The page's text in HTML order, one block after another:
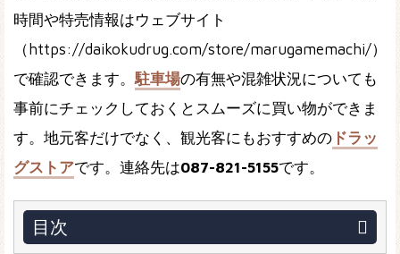
時間や特売情報はウェブサイト
（https://daikokudrug.com/store/marugamemachi/）
で確認できます。 駐車場の有無や混雑状況についても
事前にチェックしておくとスムーズに買い物ができま
す。地元客だけでなく、観光客にもおすすめの ドラッ
グストアです。連絡先は087-821-5155です。
目次